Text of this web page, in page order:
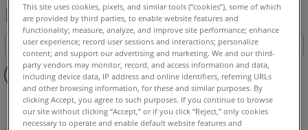
Guardar
como
PDF
Compartir
Índice
encabezados
SCENE 2025 2024 2023 2022 2021 2020 2019 2018
7.x 6.x 5.x 4.x LT Capture y Process
This site uses cookies, pixels, and similar tools (“cookies”), some of which
are provided by third parties, to enable website features and
functionality; measure, analyze, and improve site performance; enhance
user experience; record user sessions and interactions; personalize
content; and support our advertising and marketing. We and our third-
party vendors may monitor, record, and access information and data,
including device data, IP address and online identifiers, referring URLs
and other browsing information, for these and similar purposes. By
clicking Accept, you agree to such purposes. If you continue to browse
our site without clicking “Accept,” or if you click “Reject,” only cookies
necessary to operate and enable default website features and